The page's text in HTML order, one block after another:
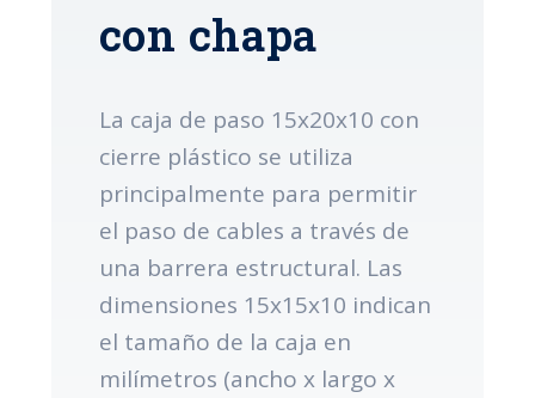
con chapa
La caja de paso 15x20x10 con
cierre plástico se utiliza
principalmente para permitir
el paso de cables a través de
una barrera estructural. Las
dimensiones 15x15x10 indican
el tamaño de la caja en
milímetros (ancho x largo x